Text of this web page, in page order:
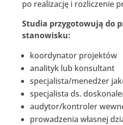
po realizację i rozliczenie
Studia przygotowują do
stanowisku:
koordynator projektów
analityk lub konsultant
specjalista/menedżer
specjalista ds.
audytor/kontroler
prowadzenia własnej